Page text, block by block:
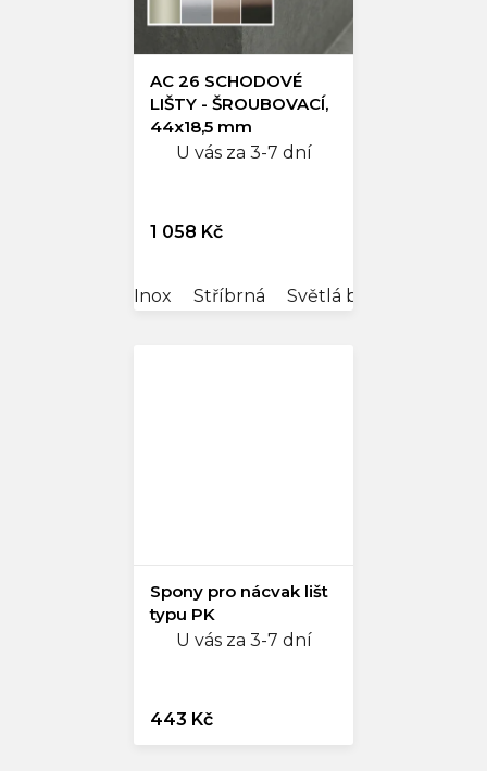
AC 26 SCHODOVÉ
LIŠTY - ŠROUBOVACÍ,
44x18,5 mm
U vás za 3-7 dní
1 058 Kč
Inox Stříbrná Světlá bronz
Spony pro nácvak lišt
typu PK
U vás za 3-7 dní
443 Kč